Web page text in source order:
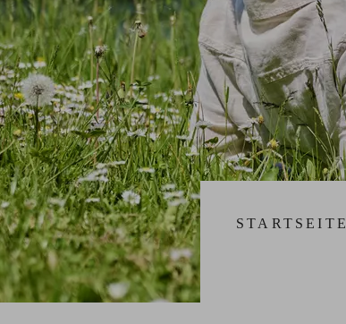
STARTSEITE